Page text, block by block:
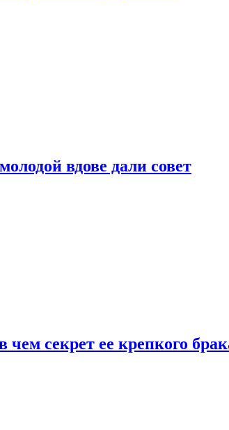
вдове дали совет
секрет ее крепкого